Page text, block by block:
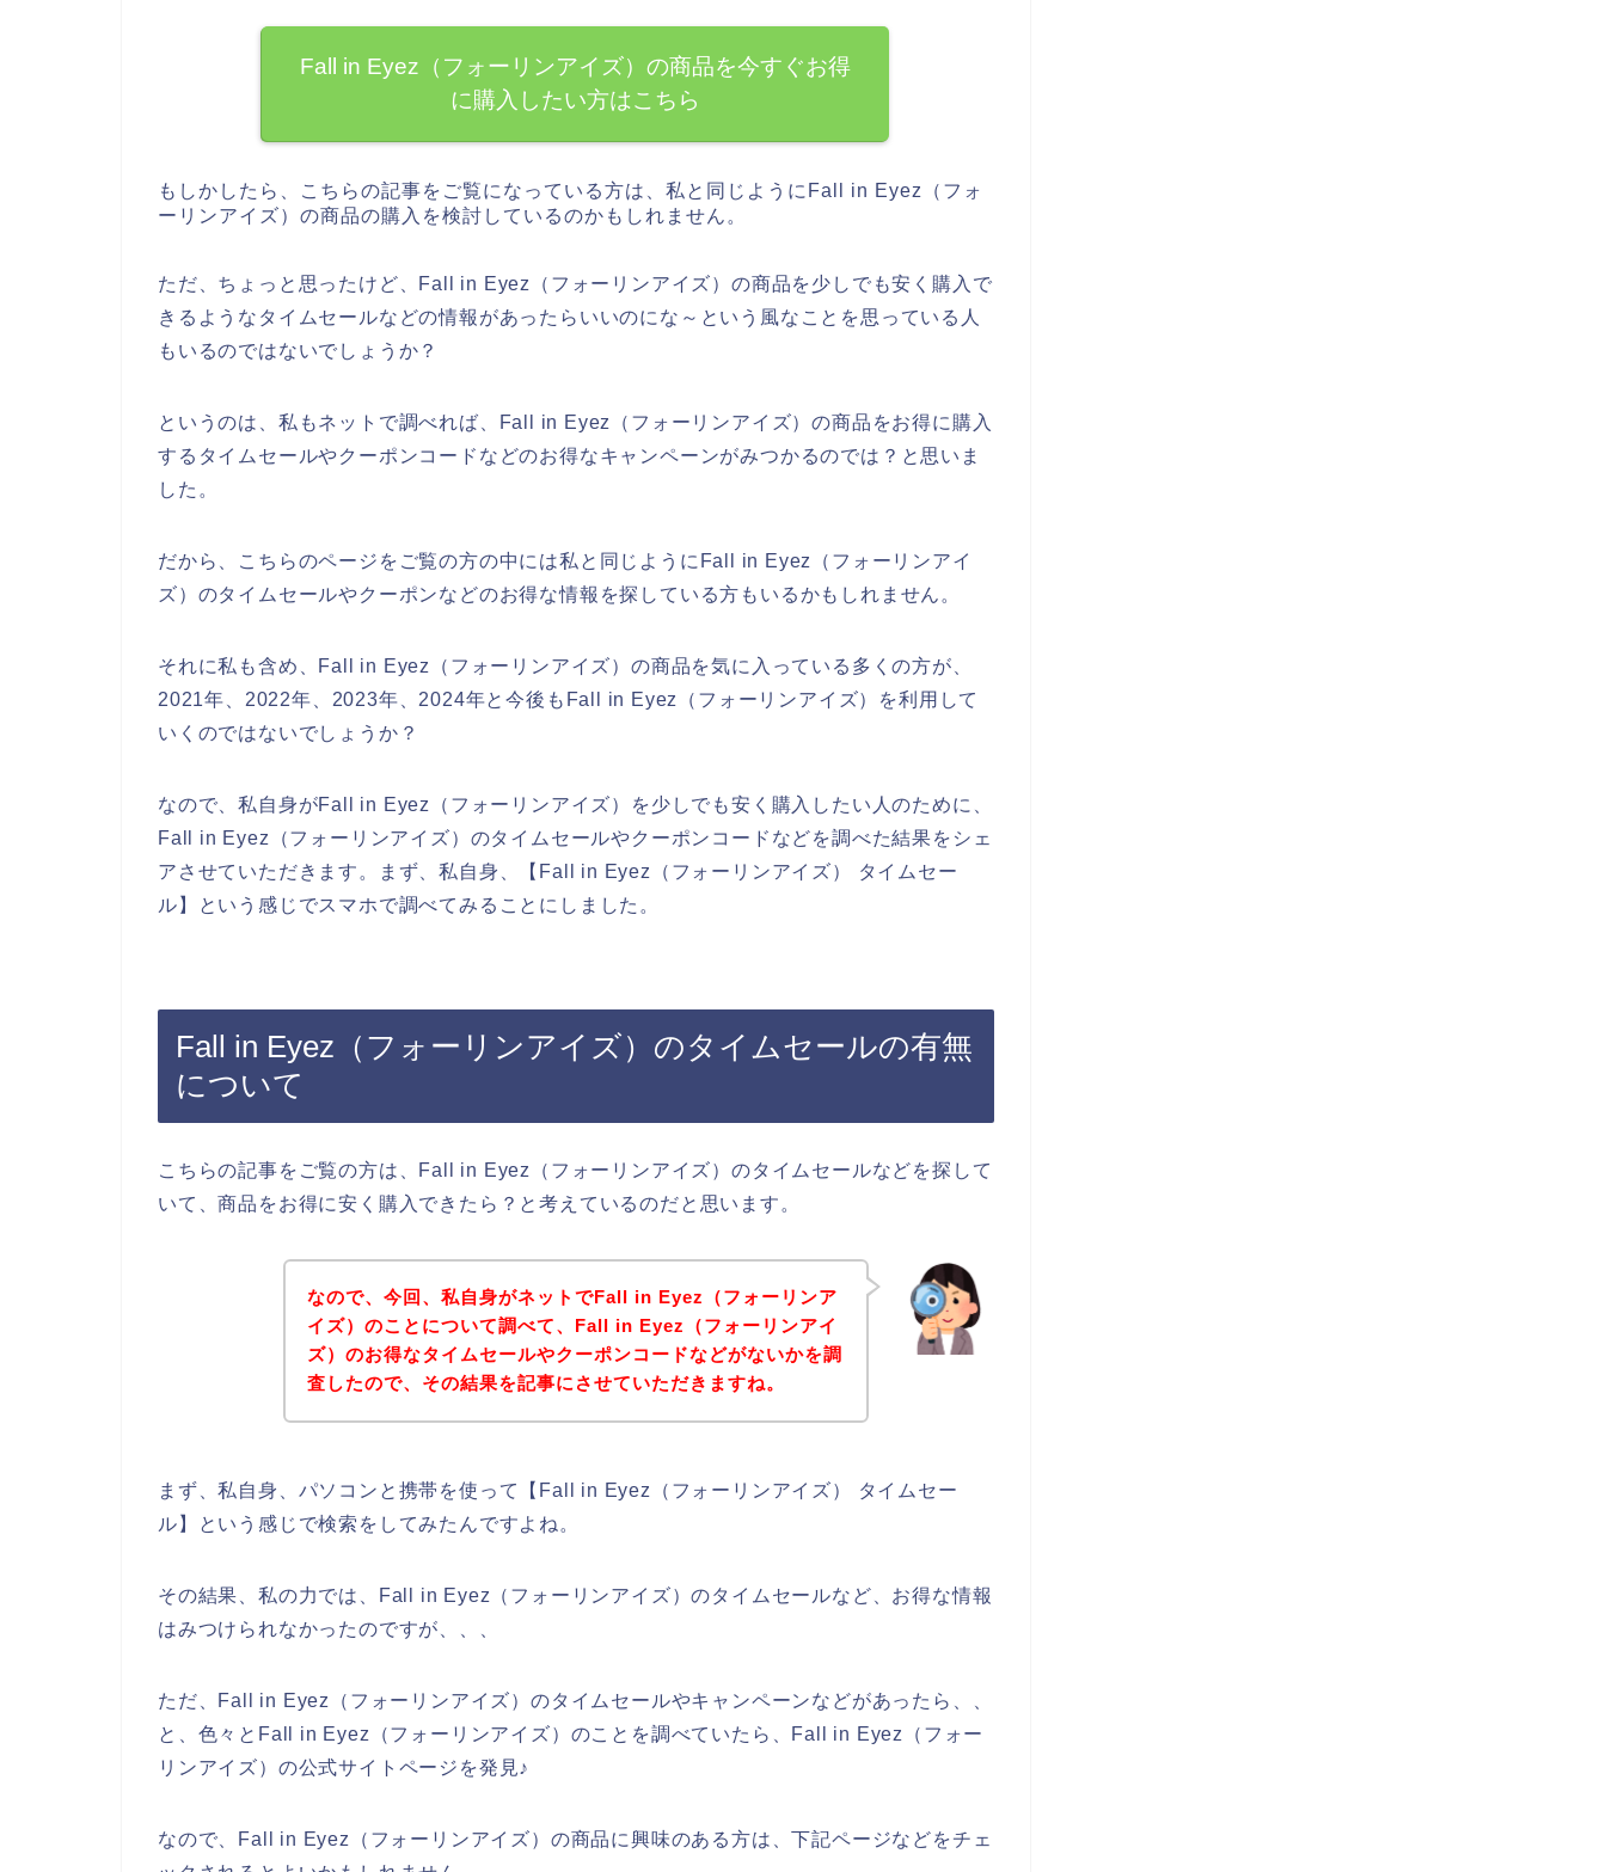
Fall in Eyez（フォーリンアイズ）の商品を今すぐお得
に購入したい方はこちら
もしかしたら、こちらの記事をご覧になっている方は、私と同じようにFall in Eyez（フォ
ーリンアイズ）の商品の購入を検討しているのかもしれません。
ただ、ちょっと思ったけど、Fall in Eyez（フォーリンアイズ）の商品を少しでも安く購入で
きるようなタイムセールなどの情報があったらいいのにな～という風なことを思っている人
もいるのではないでしょうか？
というのは、私もネットで調べれば、Fall in Eyez（フォーリンアイズ）の商品をお得に購入
するタイムセールやクーポンコードなどのお得なキャンペーンがみつかるのでは？と思いま
した。
だから、こちらのページをご覧の方の中には私と同じようにFall in Eyez（フォーリンアイ
ズ）のタイムセールやクーポンなどのお得な情報を探している方もいるかもしれません。
それに私も含め、Fall in Eyez（フォーリンアイズ）の商品を気に入っている多くの方が、
2021年、2022年、2023年、2024年と今後もFall in Eyez（フォーリンアイズ）を利用して
いくのではないでしょうか？
なので、私自身がFall in Eyez（フォーリンアイズ）を少しでも安く購入したい人のために、
Fall in Eyez（フォーリンアイズ）のタイムセールやクーポンコードなどを調べた結果をシェ
アさせていただきます。まず、私自身、【Fall in Eyez（フォーリンアイズ） タイムセー
ル】という感じでスマホで調べてみることにしました。
Fall in Eyez（フォーリンアイズ）のタイムセールの有無
について
こちらの記事をご覧の方は、Fall in Eyez（フォーリンアイズ）のタイムセールなどを探して
いて、商品をお得に安く購入できたら？と考えているのだと思います。
なので、今回、私自身がネットでFall in Eyez（フォーリンア
イズ）のことについて調べて、Fall in Eyez（フォーリンアイ
ズ）のお得なタイムセールやクーポンコードなどがないかを調
査したので、その結果を記事にさせていただきますね。
まず、私自身、パソコンと携帯を使って【Fall in Eyez（フォーリンアイズ） タイムセー
ル】という感じで検索をしてみたんですよね。
その結果、私の力では、Fall in Eyez（フォーリンアイズ）のタイムセールなど、お得な情報
はみつけられなかったのですが、、、
ただ、Fall in Eyez（フォーリンアイズ）のタイムセールやキャンペーンなどがあったら、、
と、色々とFall in Eyez（フォーリンアイズ）のことを調べていたら、Fall in Eyez（フォー
リンアイズ）の公式サイトページを発見♪
なので、Fall in Eyez（フォーリンアイズ）の商品に興味のある方は、下記ページなどをチェ